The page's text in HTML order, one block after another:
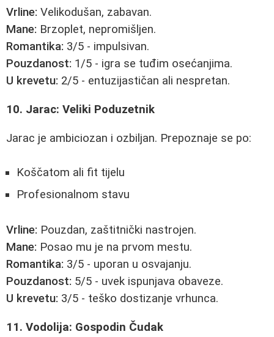
Vrline: Velikodušan, zabavan.
Mane: Brzoplet, nepromišljen.
Romantika: 3/5 - impulsivan.
Pouzdanost: 1/5 - igra se tuđim osećanjima.
U krevetu: 2/5 - entuzijastičan ali nespretan.
10. Jarac: Veliki Poduzetnik
Jarac je ambiciozan i ozbiljan. Prepoznaje se po:
Koščatom ali fit tijelu
Profesionalnom stavu
Vrline: Pouzdan, zaštitnički nastrojen.
Mane: Posao mu je na prvom mestu.
Romantika: 3/5 - uporan u osvajanju.
Pouzdanost: 5/5 - uvek ispunjava obaveze.
U krevetu: 3/5 - teško dostizanje vrhunca.
11. Vodolija: Gospodin Čudak